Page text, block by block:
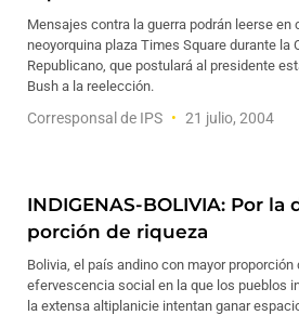
Mensajes contra la guerra podrán leerse
neoyorquina plaza Times Square durante la
Republicano, que postulará al presidente
Bush a la reelección.
Corresponsal de IPS 21 julio, 2004
INDIGENAS-BOLIVIA: Por
porción de riqueza
Bolivia, el país andino con mayor proporción
efervescencia social en la que los pueblos
la extensa altiplanicie intentan ganar